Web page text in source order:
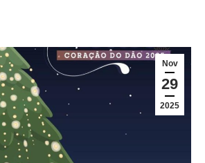
Nov
29
2025